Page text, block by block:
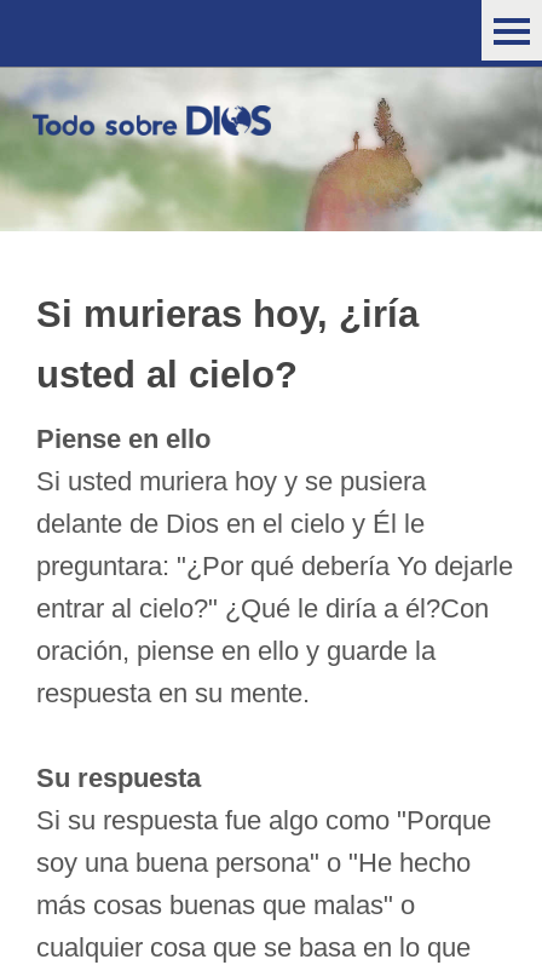
Si murieras hoy, ¿iría
usted al cielo?
Piense en ello
Si usted muriera hoy y se pusiera
delante de Dios en el cielo y Él le
preguntara: "¿Por qué debería Yo dejarle
entrar al cielo?" ¿Qué le diría a él?Con
oración, piense en ello y guarde la
respuesta en su mente.
Su respuesta
Si su respuesta fue algo como "Porque
soy una buena persona" o "He hecho
más cosas buenas que malas" o
cualquier cosa que se basa en lo que